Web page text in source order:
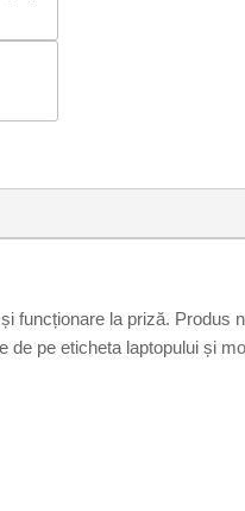
funcționare la priză. Produs
pe eticheta laptopului și